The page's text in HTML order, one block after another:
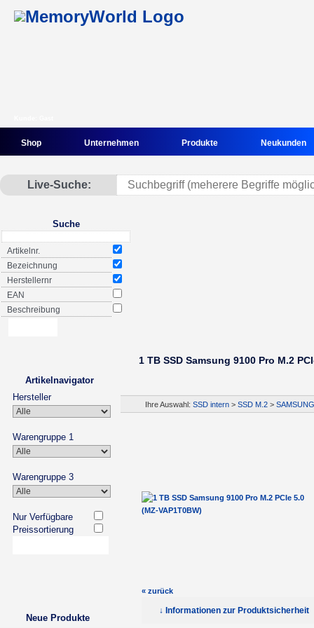
Shop Unternehmen Produkte Neukunden
Live-Suche:
Suche
Artikelnr.
Bezeichnung
Herstellernr
EAN
Beschreibung
Artikelnavigator
Hersteller
Warengruppe 1
Warengruppe 3
Nur Verfügbare
Preissortierung
Neue Produkte
1 TB SSD Samsung 9100 Pro M.2
Ihre Auswahl: SSD intern > SSD M.2 > SAMSUNG
« zurück
↓ Informationen zur Produktsicherheit